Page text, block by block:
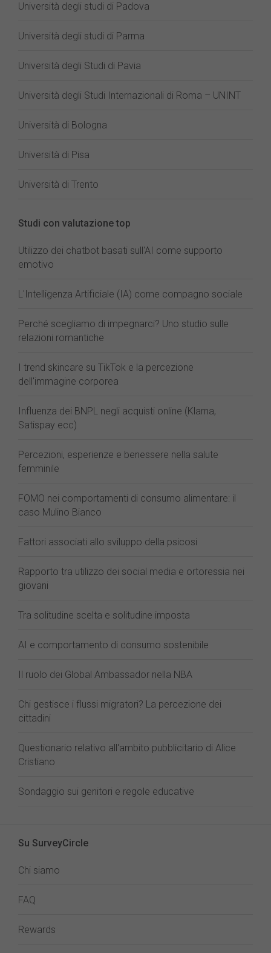
Università degli studi di Padova
Università degli studi di Parma
Università degli Studi di Pavia
Università degli Studi Internazionali di Roma – UNINT
Università di Bologna
Università di Pisa
Università di Trento
Studi con valutazione top
Utilizzo dei chatbot basati sull'AI come supporto
emotivo
L'Intelligenza Artificiale (IA) come compagno sociale
Perché scegliamo di impegnarci? Uno studio sulle
relazioni romantiche
I trend skincare su TikTok e la percezione
dell'immagine corporea
Influenza dei BNPL negli acquisti online (Klarna,
Satispay ecc)
Percezioni, esperienze e benessere nella salute
femminile
FOMO nei comportamenti di consumo alimentare: il
caso Mulino Bianco
Fattori associati allo sviluppo della psicosi
Rapporto tra utilizzo dei social media e ortoressia nei
giovani
Tra solitudine scelta e solitudine imposta
AI e comportamento di consumo sostenibile
Il ruolo dei Global Ambassador nella NBA
Chi gestisce i flussi migratori? La percezione dei
cittadini
Questionario relativo all'ambito pubblicitario di Alice
Cristiano
Sondaggio sui genitori e regole educative
Su SurveyCircle
Chi siamo
FAQ
Rewards